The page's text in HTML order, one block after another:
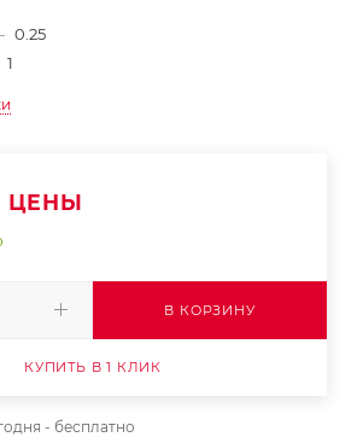
0.25
1
ЦЕНЫ
В КОРЗИНУ
КУПИТЬ В 1 КЛИК
- бесплатно